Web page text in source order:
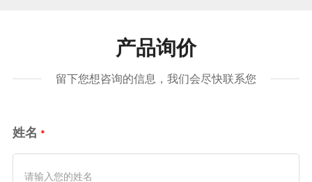
产品询价
留下您想咨询的信息，我们会尽快联系您
姓名